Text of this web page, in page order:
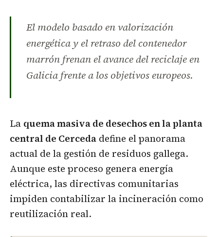
El modelo basado en valorización
energética y el retraso del contenedor
marrón frenan el avance del reciclaje en
Galicia frente a los objetivos europeos.
La quema masiva de desechos en la planta
central de Cerceda define el panorama
actual de la gestión de residuos gallega.
Aunque este proceso genera energía
eléctrica, las directivas comunitarias
impiden contabilizar la incineración como
reutilización real.